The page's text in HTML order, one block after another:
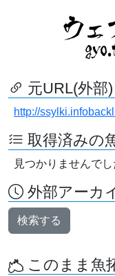
元URL(外部)
http://
取得済みの
見つかりませんでし
外部アーカ
検索する
このまま魚